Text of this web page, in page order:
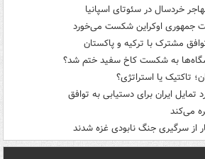
جمهوری اوکراین شکست می‌خورد
مشترک با ترکیه و پاکستان
به شکست کاخ سفید ختم شد؟
تاکتیک یا استراتژی؟
تمایل ایران برای دستیابی به توافق
می‌کند
از سرگیری جنگ نابودی غزه شدند